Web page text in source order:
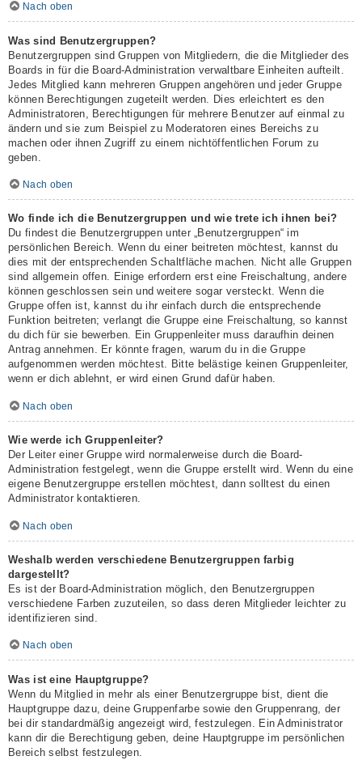
Nach oben
Was sind Benutzergruppen?
Benutzergruppen sind Gruppen von Mitgliedern, die die Mitglieder des
Boards in für die Board-Administration verwaltbare Einheiten aufteilt.
Jedes Mitglied kann mehreren Gruppen angehören und jeder Gruppe
können Berechtigungen zugeteilt werden. Dies erleichtert es den
Administratoren, Berechtigungen für mehrere Benutzer auf einmal zu
ändern und sie zum Beispiel zu Moderatoren eines Bereichs zu
machen oder ihnen Zugriff zu einem nichtöffentlichen Forum zu
geben.
Nach oben
Wo finde ich die Benutzergruppen und wie trete ich ihnen bei?
Du findest die Benutzergruppen unter „Benutzergruppen“ im
persönlichen Bereich. Wenn du einer beitreten möchtest, kannst du
dies mit der entsprechenden Schaltfläche machen. Nicht alle Gruppen
sind allgemein offen. Einige erfordern erst eine Freischaltung, andere
können geschlossen sein und weitere sogar versteckt. Wenn die
Gruppe offen ist, kannst du ihr einfach durch die entsprechende
Funktion beitreten; verlangt die Gruppe eine Freischaltung, so kannst
du dich für sie bewerben. Ein Gruppenleiter muss daraufhin deinen
Antrag annehmen. Er könnte fragen, warum du in die Gruppe
aufgenommen werden möchtest. Bitte belästige keinen Gruppenleiter,
wenn er dich ablehnt, er wird einen Grund dafür haben.
Nach oben
Wie werde ich Gruppenleiter?
Der Leiter einer Gruppe wird normalerweise durch die Board-
Administration festgelegt, wenn die Gruppe erstellt wird. Wenn du eine
eigene Benutzergruppe erstellen möchtest, dann solltest du einen
Administrator kontaktieren.
Nach oben
Weshalb werden verschiedene Benutzergruppen farbig
dargestellt?
Es ist der Board-Administration möglich, den Benutzergruppen
verschiedene Farben zuzuteilen, so dass deren Mitglieder leichter zu
identifizieren sind.
Nach oben
Was ist eine Hauptgruppe?
Wenn du Mitglied in mehr als einer Benutzergruppe bist, dient die
Hauptgruppe dazu, deine Gruppenfarbe sowie den Gruppenrang, der
bei dir standardmäßig angezeigt wird, festzulegen. Ein Administrator
kann dir die Berechtigung geben, deine Hauptgruppe im persönlichen
Bereich selbst festzulegen.